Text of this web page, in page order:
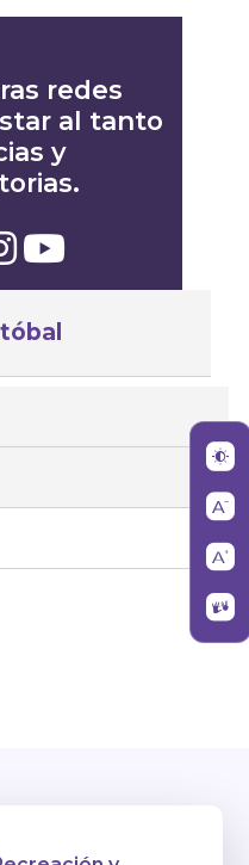
redes
al tanto
y